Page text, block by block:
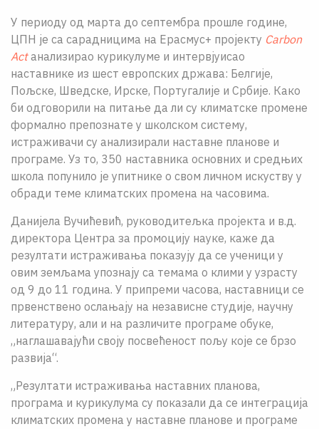
У периоду од марта до септембра прошле године,
ЦПН је са сарадницима на Ерасмус+ пројекту Carbon
Actанализирао курикулуме и интервјуисао
наставнике из шест европских држава: Белгије,
Пољске, Шведске, Ирске, Португалије и Србије. Како
би одговорили на питање да ли су климатске промене
формално препознате у школском систему,
истраживачи су анализирали наставне планове и
програме. Уз то, 350 наставника основних и средњих
школа попунило је упитнике о свом личном искуству у
обради теме климатских промена на часовима.
Данијела Вучићевић, руководитељка пројекта и в.д.
директора Центра за промоцију науке, каже да
резултати истраживања показују да се ученици у
овим земљама упознају са темама о клими у узрасту
од 9 до 11 година. У припреми часова, наставници се
првенствено ослањају на независне студије, научну
литературу, али и на различите програме обуке,
„наглашавајући своју посвећеност пољу које се брзо
развија“.
„Резултати истраживања наставних планова,
програма и курикулума су показали да се интеграција
климатских промена у наставне планове и програме